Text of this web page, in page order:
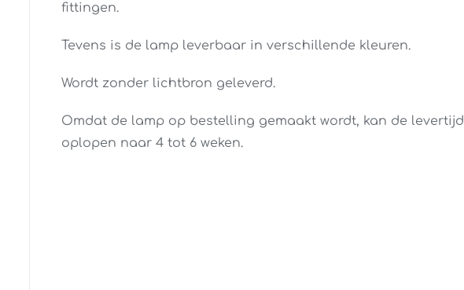
fittingen.
Tevens is de lamp leverbaar in verschillende kleuren.
Wordt zonder lichtbron geleverd.
Omdat de lamp op bestelling gemaakt wordt, kan de levertijd
oplopen naar 4 tot 6 weken.